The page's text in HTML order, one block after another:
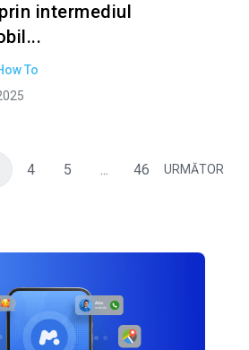
intermediul
To
4 5 ... 46 URMĂTOR